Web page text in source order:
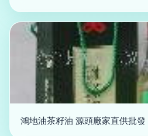
鴻地油茶籽油 源頭廠家直供批